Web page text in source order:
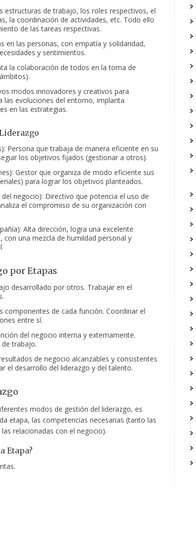
estructuras de trabajo, los roles respectivos, el
la coordinación de actividades, etc. Todo ello
de las tareas respectivas.
en las personas, con empatía y solidaridad,
y sentimientos.
la colaboración de todos en la toma de
modos innovadores y creativos para
las evoluciones del entorno, implanta
en las estrategias.
Persona que trabaja de manera eficiente en su
los objetivos fijados (gestionar a otros).
Gestor que organiza de modo eficiente sus
para lograr los objetivos planteados.
negocio): Directivo que potencia el uso de
el compromiso de su organización con
Alta dirección, logra una excelente
con una mezcla de humildad personal y
por Etapas
desarrollado por otros. Trabajar en el
componentes de cada función. Coordinar el
entre sí.
del negocio interna y externamente.
de trabajo.
de negocio alcanzables y consistentes
el desarrollo del liderazgo y del talento.
modos de gestión del liderazgo, es
etapa, las competencias necesarias (tanto las
relacionadas con el negocio).
Etapa?